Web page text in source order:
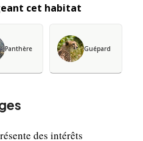
cet habitat
Panthère Guépard
des intérêts